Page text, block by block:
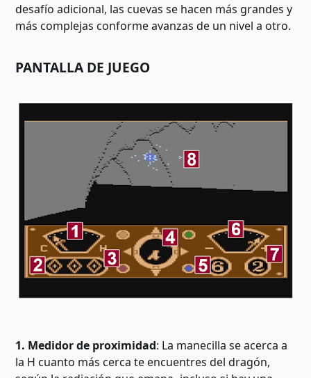
desafío adicional, las cuevas se hacen más grandes y
más complejas conforme avanzas de un nivel a otro.
PANTALLA DE JUEGO
1. Medidor de proximidad: La manecilla se acerca a
la H cuanto más cerca te encuentres del dragón,